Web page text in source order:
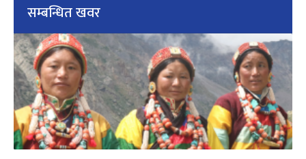
सम्बन्धित खवर